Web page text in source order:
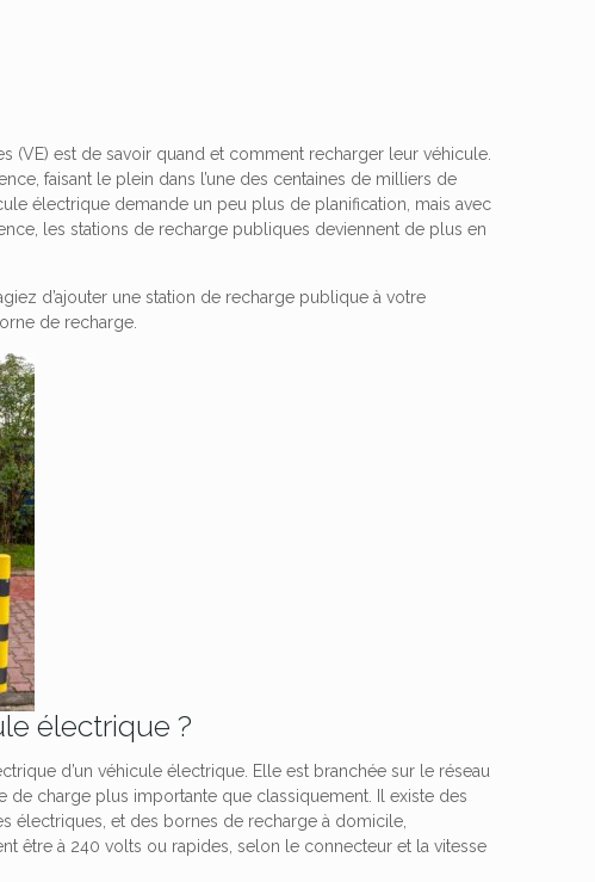
(VE) est de savoir quand et comment recharger leur véhicule.
faisant le plein dans l’une des centaines de milliers de
électrique demande un peu plus de planification, mais avec
les stations de recharge publiques deviennent de plus en
d’ajouter une station de recharge publique à votre
de recharge.
électrique ?
d’un véhicule électrique. Elle est branchée sur le réseau
charge plus importante que classiquement. Il existe des
électriques, et des bornes de recharge à domicile,
être à 240 volts ou rapides, selon le connecteur et la vitesse